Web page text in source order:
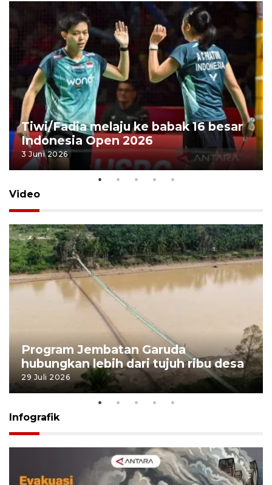
Tiwi/Fadia melaju ke babak 16 besar
Indonesia Open 2026
3 Juni 2026
Video
Program Jembatan Garuda
hubungkan lebih dari tujuh ribu desa
29 Juli 2026
Infografik